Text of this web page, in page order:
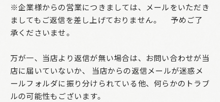
※企業様からの営業につきましては、メールをいただき
ましてもご返信を差し上げておりません。
予めご了
承くださいませ。
万が一、当店より返信が無い場合は、お問い合わせが当
店に届いていないか、
当店からの返信メールが迷惑メ
ールフォルダに振り分けられている他、何らかのトラブ
ルの可能性もございます。